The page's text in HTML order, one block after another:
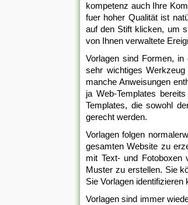
kompetenz auch Ihre
fuer hoher Qualität ist
auf den Stift klicken, um
von Ihnen verwaltete
Vorlagen sind Formen,
sehr wichtiges
manche Anweisungen
ja Web-Templates
Templates, die sowohl
gerecht werden.
Vorlagen folgen
gesamten Website zu
mit Text- und Fotoboxen
Muster zu erstellen. Sie
Sie Vorlagen
Vorlagen sind immer